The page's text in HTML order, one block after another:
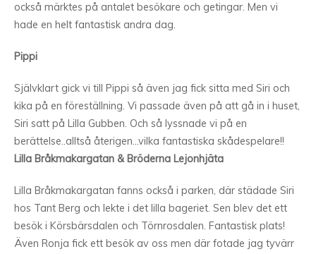
också märktes på antalet besökare och getingar. Men vi
hade en helt fantastisk andra dag.
Pippi
Självklart gick vi till Pippi så även jag fick sitta med Siri och
kika på en föreställning. Vi passade även på att gå in i huset,
Siri satt på Lilla Gubben. Och så lyssnade vi på en
berättelse..alltså återigen…vilka fantastiska skådespelare!!
Lilla Bråkmakargatan & Bröderna Lejonhjäta
Lilla Bråkmakargatan fanns också i parken, där städade Siri
hos Tant Berg och lekte i det lilla bageriet. Sen blev det ett
besök i Körsbärsdalen och Törnrosdalen. Fantastisk plats!
Även Ronja fick ett besök av oss men där fotade jag tyvärr